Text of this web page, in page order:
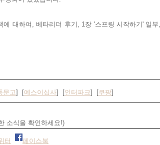
대하여, 베타리더 후기, 1장 '스프링 시작하기' 일
문고] [예스이십사] [인터파크] [쿠팡]
소식을 확인하세요!)
터 페이스북